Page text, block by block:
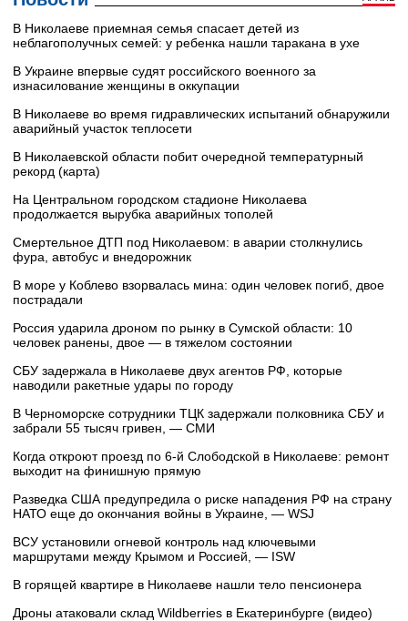
В Николаеве приемная семья спасает детей из
неблагополучных семей: у ребенка нашли таракана в ухе
В Украине впервые судят российского военного за
изнасилование женщины в оккупации
В Николаеве во время гидравлических испытаний обнаружили
аварийный участок теплосети
В Николаевской области побит очередной температурный
рекорд (карта)
На Центральном городском стадионе Николаева
продолжается вырубка аварийных тополей
Смертельное ДТП под Николаевом: в аварии столкнулись
фура, автобус и внедорожник
В море у Коблево взорвалась мина: один человек погиб, двое
пострадали
Россия ударила дроном по рынку в Сумской области: 10
человек ранены, двое — в тяжелом состоянии
СБУ задержала в Николаеве двух агентов РФ, которые
наводили ракетные удары по городу
В Черноморске сотрудники ТЦК задержали полковника СБУ и
забрали 55 тысяч гривен, — СМИ
Когда откроют проезд по 6-й Слободской в Николаеве: ремонт
выходит на финишную прямую
Разведка США предупредила о риске нападения РФ на страну
НАТО еще до окончания войны в Украине, — WSJ
ВСУ установили огневой контроль над ключевыми
маршрутами между Крымом и Россией, — ISW
В горящей квартире в Николаеве нашли тело пенсионера
Дроны атаковали склад Wildberries в Екатеринбурге (видео)